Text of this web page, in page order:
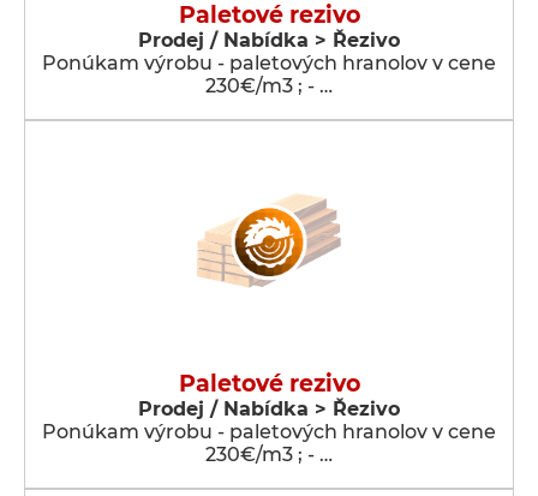
Paletové rezivo
Prodej / Nabídka > Řezivo
Ponúkam výrobu - paletových hranolov v cene
230€/m3 ; - …
Paletové rezivo
Prodej / Nabídka > Řezivo
Ponúkam výrobu - paletových hranolov v cene
230€/m3 ; - …